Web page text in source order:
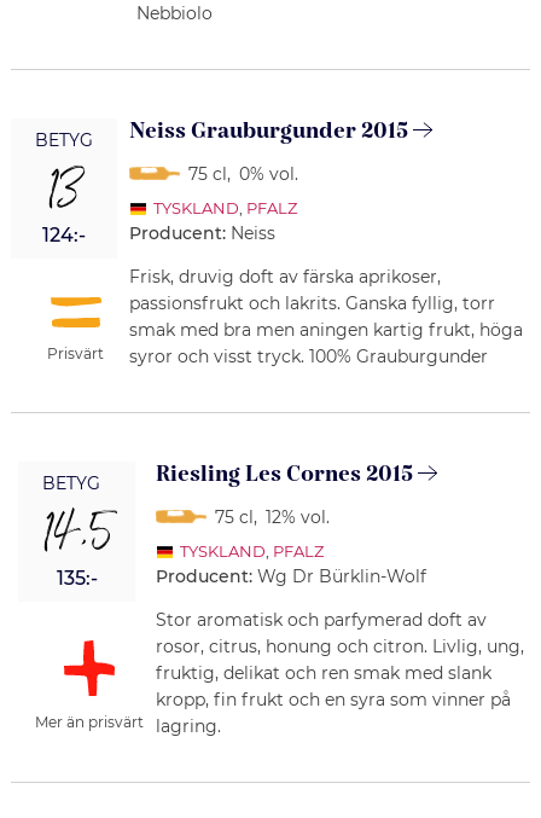
Nebbiolo
BETYG
13
124:-
Prisvärt
Neiss Grauburgunder 2015
75 cl , 0% vol.
TYSKLAND, PFALZ
Producent: Neiss
Frisk, druvig doft av färska aprikoser,
passionsfrukt och lakrits. Ganska fyllig, torr
smak med bra men aningen kartig frukt, höga
syror och visst tryck. 100% Grauburgunder
BETYG
14,5
135:-
Mer än prisvärt
Riesling Les Cornes 2015
75 cl , 12% vol.
TYSKLAND, PFALZ
Producent: Wg Dr Bürklin-Wolf
Stor aromatisk och parfymerad doft av
rosor, citrus, honung och citron. Livlig, ung,
fruktig, delikat och ren smak med slank
kropp, fin frukt och en syra som vinner på
lagring.